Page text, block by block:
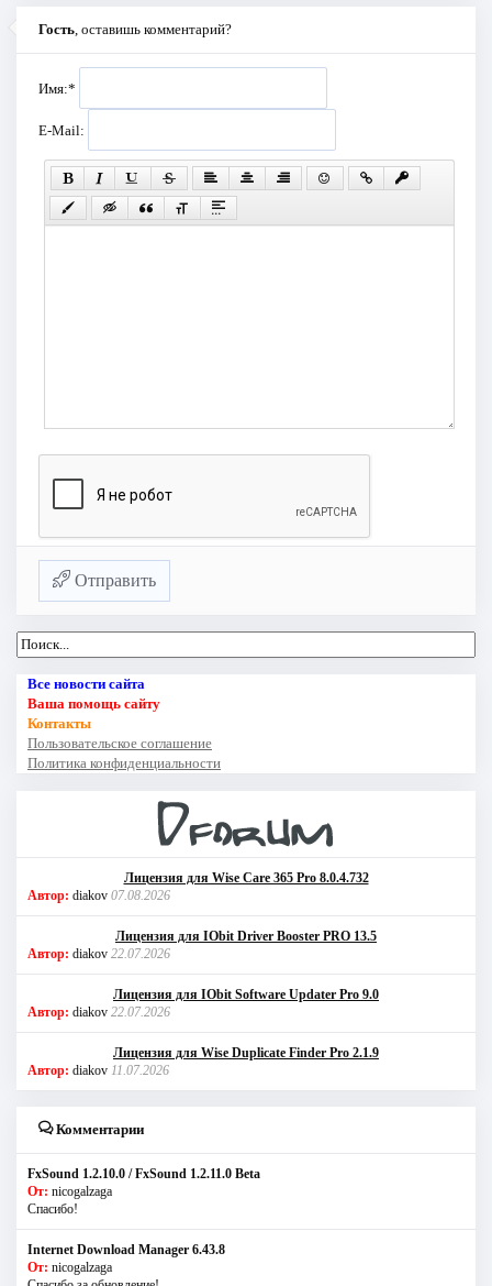
Гость, оставишь комментарий?
Имя:*
E-Mail:
Отправить
Все новости сайта
Ваша помощь сайту
Контакты
Пользовательское соглашение
Политика конфиденциальности
Лицензия для Wise Care 365 Pro 8.0.4.732
Автор: diakov 07.08.2026
Лицензия для IObit Driver Booster PRO 13.5
Автор: diakov 22.07.2026
Лицензия для IObit Software Updater Pro 9.0
Автор: diakov 22.07.2026
Лицензия для Wise Duplicate Finder Pro 2.1.9
Автор: diakov 11.07.2026
Комментарии
FxSound 1.2.10.0 / FxSound 1.2.11.0 Beta
От: nicogalzaga
Спасибо!
Internet Download Manager 6.43.8
От: nicogalzaga